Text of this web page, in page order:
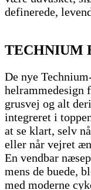
definerede,
TECHNIUM
De nye
helrammedesign
grusvej og alt
integreret i
at se klart, selv
eller når vejret
En vendbar
mens de buede,
med moderne